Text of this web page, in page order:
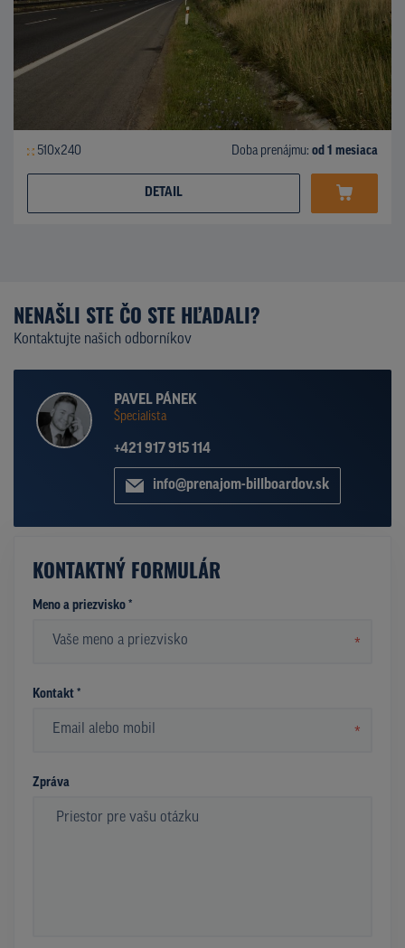
510x240 Doba prenájmu: od 1 mesiaca
DETAIL
NENAŠLI STE ČO STE HĽADALI?
Kontaktujte našich odborníkov
PAVEL PÁNEK
Špecialista
+421 917 915 114
info@prenajom-billboardov.sk
KONTAKTNÝ FORMULÁR
Meno a priezvisko *
*
Kontakt *
*
Zpráva